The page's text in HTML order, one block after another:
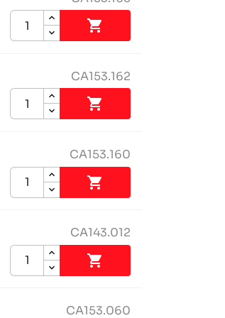

CA153.162

CA153.160

CA143.012

CA153.060